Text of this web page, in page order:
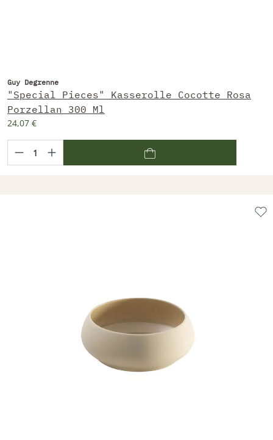
Guy Degrenne
"Special Pieces" Kasserolle Cocotte Rosa
Porzellan 300 Ml
24,07 €